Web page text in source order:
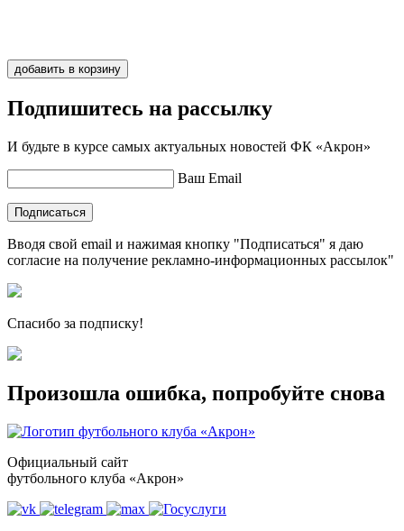
добавить в корзину
Подпишитесь на рассылку
И будьте в курсе самых актуальных новостей ФК «Акрон»
Ваш Email
Подписаться
Вводя свой email и нажимая кнопку "Подписаться" я даю
согласие на получение рекламно-информационных рассылок"
Спасибо за подписку!
Произошла ошибка, попробуйте снова
Официальный сайт
футбольного клуба «Акрон»